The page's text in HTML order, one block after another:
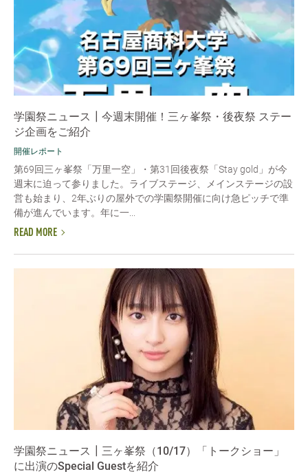
学園祭ニュース┃今週末開催！三ヶ峯祭・後夜祭 ステー
ジ企画をご紹介
開催レポート
第69回三ヶ峯祭「万里一空」・第31回後夜祭「Stay gold」が今
週末に迫って参りました。ライブステージ、メインステージの設
営も始まり、2年ぶりの屋外での学園祭開催に向け急ピッチで準
備が進んでいます。年に一...
READ MORE
学園祭ニュース┃三ヶ峯祭（10/17）「トークショー」
に出演のSpecial Guestを紹介